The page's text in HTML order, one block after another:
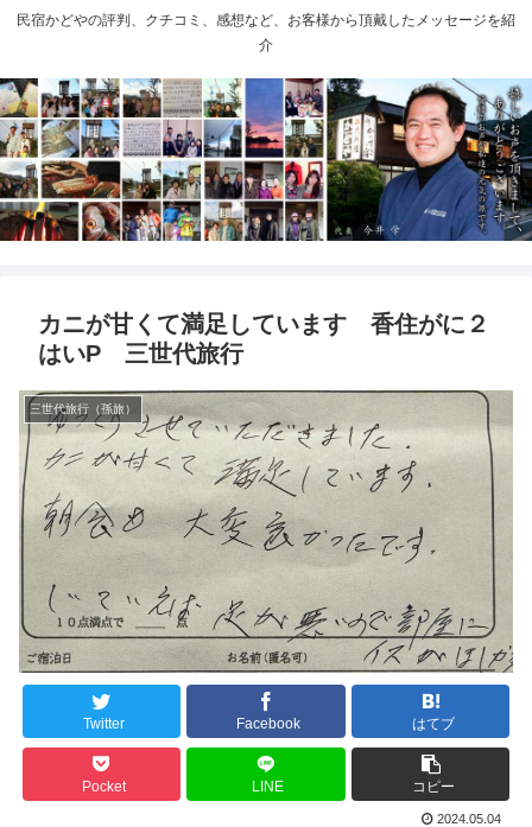
民宿かどやの評判、クチコミ、感想など、お客様から頂戴したメッセージを紹
介
カニが甘くて満足しています 香住がに２
はいP 三世代旅行
三世代旅行（孫旅）
Twitter Facebook はてブ
Pocket LINE コピー
2024.05.04